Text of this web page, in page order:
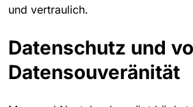
und vertraulich.
Datenschutz und
Datensouveränität